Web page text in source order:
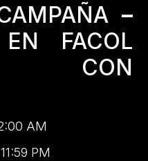
–
FACOL
CON
AM
PM